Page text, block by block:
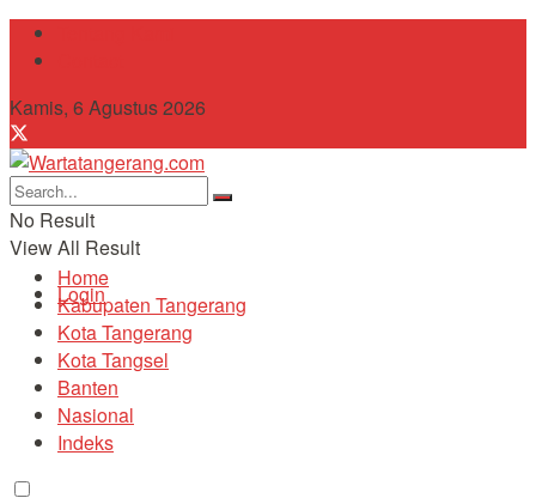
Kamis, 6 Agustus 2026
No Result
View All Result
Login
Home
Kabupaten Tangerang
Kota Tangerang
Kota Tangsel
Banten
Nasional
Indeks